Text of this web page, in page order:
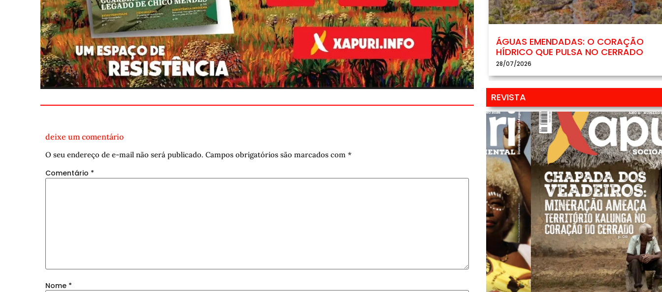
deixe um comentário
O seu endereço de e-mail não será publicado. Campos obrigatórios são marcados com *
Comentário *
Nome *
ÁGUAS EMENDADAS: O CORAÇÃO
HÍDRICO QUE PULSA NO CERRADO
28/07/2026
REVISTA